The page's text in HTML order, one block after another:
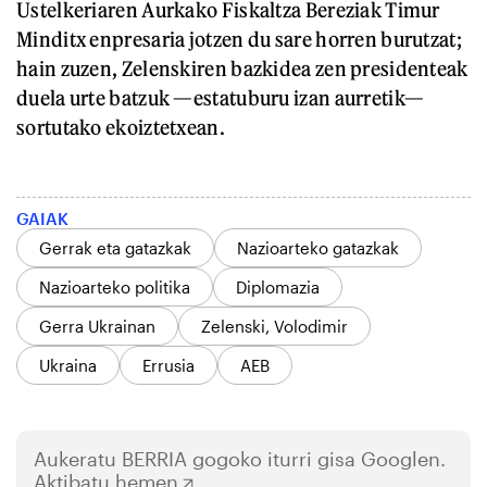
Ustelkeriaren Aurkako Fiskaltza Bereziak Timur
Minditx enpresaria jotzen du sare horren burutzat;
hain zuzen, Zelenskiren bazkidea zen presidenteak
duela urte batzuk —estatuburu izan aurretik—
sortutako ekoiztetxean.
GAIAK
Gerrak eta gatazkak
Nazioarteko gatazkak
Nazioarteko politika
Diplomazia
Gerra Ukrainan
Zelenski, Volodimir
Ukraina
Errusia AEB
Aukeratu BERRIA gogoko iturri gisa Googlen.
Aktibatu hemen